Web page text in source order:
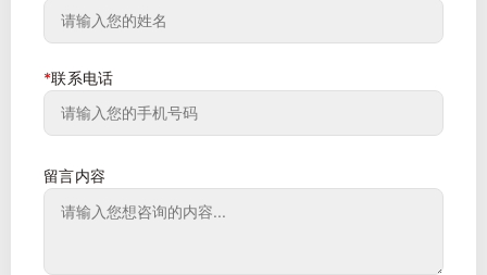
*联系电话
留言内容